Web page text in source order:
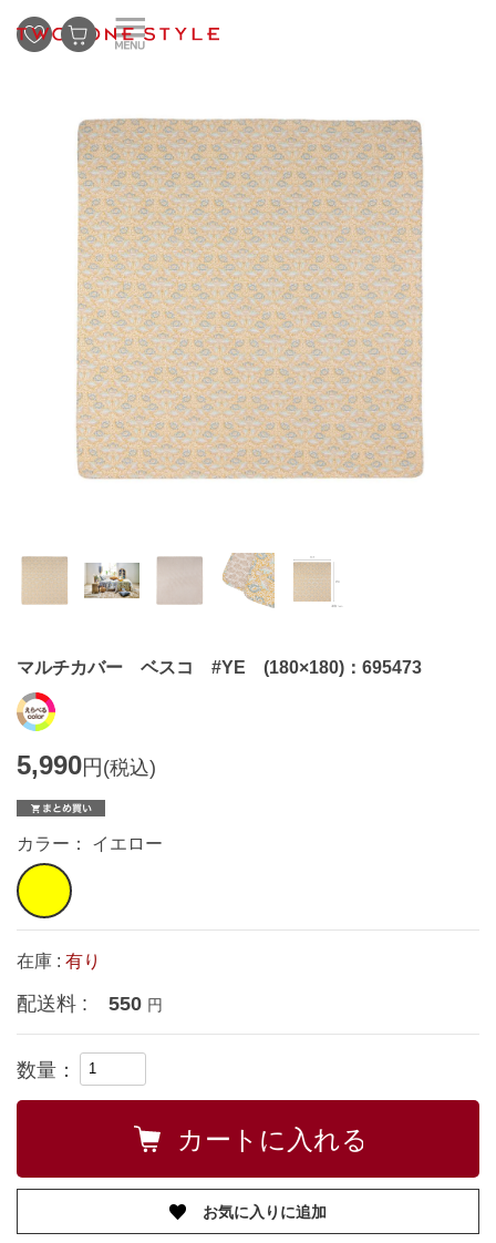
マルチカバー ベスコ #YE (180×180)：695473
5,990円(税込)
カラー： イエロー
在庫 : 有り
配送料 : 550 円
数量：
お気に入りに追加